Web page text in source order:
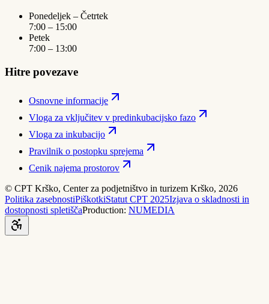
Ponedeljek – Četrtek
7:00 – 15:00
Petek
7:00 – 13:00
Hitre povezave
Osnovne informacije
Vloga za vključitev v predinkubacijsko fazo
Vloga za inkubacijo
Pravilnik o postopku sprejema
Cenik najema prostorov
© CPT Krško, Center za podjetništvo in turizem Krško, 2026
Politika zasebnostiPiškotkiStatut CPT 2025Izjava o skladnosti in
dostopnosti spletiščaProduction: NUMEDIA